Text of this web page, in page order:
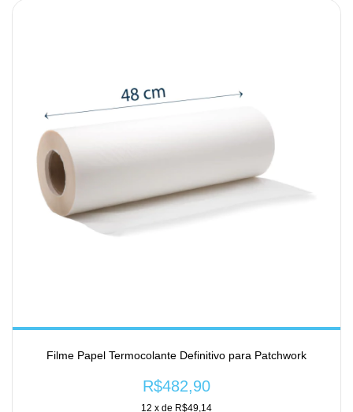
Filme Papel Termocolante Definitivo para Patchwork
R$482,90
12 x de R$49,14